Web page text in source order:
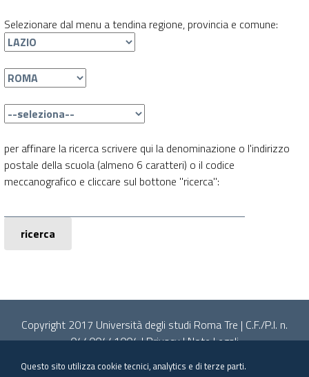
Selezionare dal menu a tendina regione, provincia e comune:
per affinare la ricerca scrivere qui la denominazione o l'indirizzo
postale della scuola (almeno 6 caratteri) o il codice
meccanografico e cliccare sul bottone "ricerca":
ricerca
Copyright 2017 Università degli studi Roma Tre | C.F./P.I. n.
04400441004 |Privacy|Note Legali
Questo sito utilizza cookie tecnici, analytics e di terze parti.